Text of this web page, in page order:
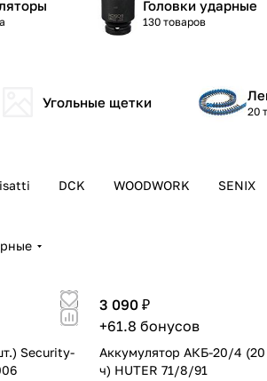
Головки ударные
130 товаров
Угольные щетки
20
DCK WOODWORK SENIX
Security-
3 090 ₽
+61.8 бонусов
Аккумулятор АКБ-20/4
ч) HUTER 71/8/91
Добавляйте товары в корзину
% картой любого банка
Получайте товар
Оставшиеся 75 % будут